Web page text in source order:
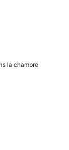
la chambre